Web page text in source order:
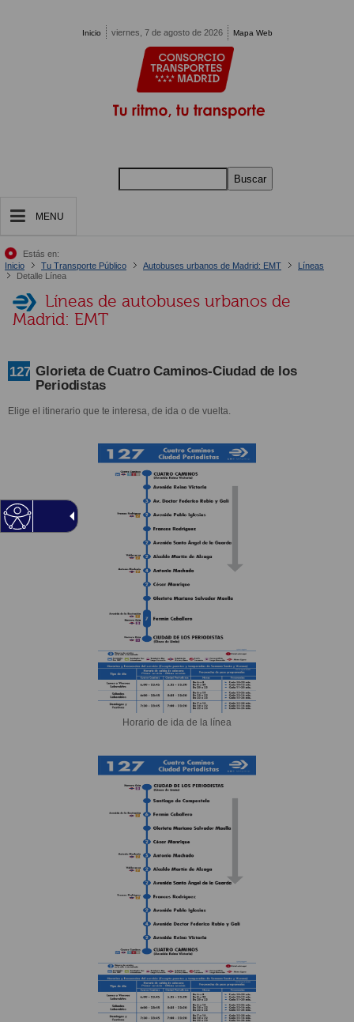
Inicio viernes, 7 de agosto de 2026 Mapa Web
Buscar
MENU
Estás en:
Inicio
Tu Transporte Público Autobuses urbanos de Madrid: EMT
Líneas
Detalle Línea
Líneas de autobuses urbanos de
Madrid: EMT
127 Glorieta de Cuatro Caminos-Ciudad de los
Periodistas
Elige el itinerario que te interesa, de ida o de vuelta.
Horario de ida de la línea